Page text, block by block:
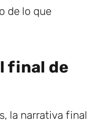
de lo que
final de
la narrativa final